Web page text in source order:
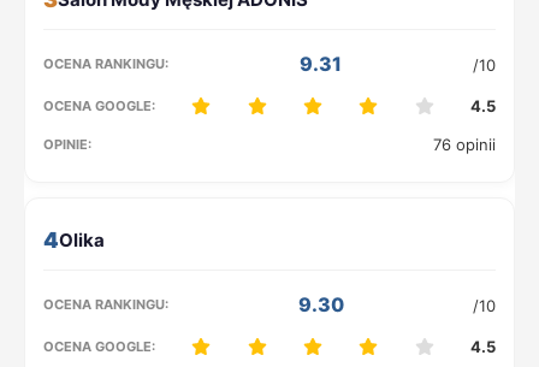
9.31 /10
4.5
76 opinii
4
9.30 /10
4.5